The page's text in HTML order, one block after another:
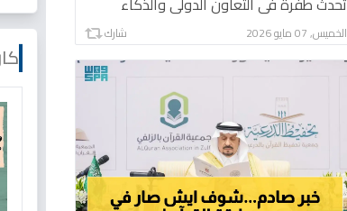
الاصطناعي
الخميس, 07 مايو 2026 شارك